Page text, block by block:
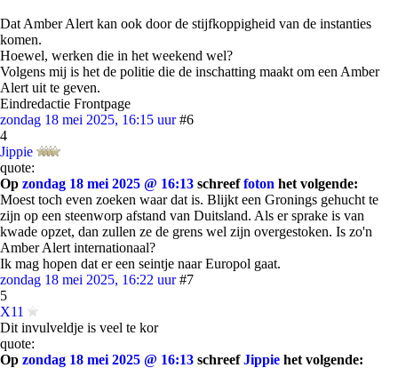
Dat Amber Alert kan ook door de stijfkoppigheid van de instanties
komen.
Hoewel, werken die in het weekend wel?
Volgens mij is het de politie die de inschatting maakt om een Amber
Alert uit te geven.
Eindredactie Frontpage
zondag 18 mei 2025, 16:15 uur #6
4
Jippie
quote:
Op zondag 18 mei 2025 @ 16:13 schreeffoton het volgende:
Moest toch even zoeken waar dat is. Blijkt een Gronings gehucht te
zijn op een steenworp afstand van Duitsland. Als er sprake is van
kwade opzet, dan zullen ze de grens wel zijn overgestoken. Is zo'n
Amber Alert internationaal?
Ik mag hopen dat er een seintje naar Europol gaat.
zondag 18 mei 2025, 16:22 uur #7
5
X11
Dit invulveldje is veel te kor
quote:
Op zondag 18 mei 2025 @ 16:13 schreefJippie het volgende: